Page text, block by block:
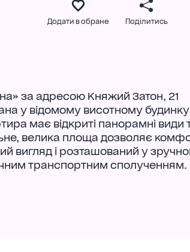
Додати в обране Поділитись
за адресою Княжий Затон, 21
у відомому висотному будинку
має відкриті панорамні види
велика площа дозволяє
вигляд і розташований у
транспортним сполученням.